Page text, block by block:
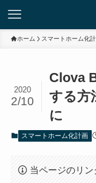
ホーム スマートホーム化
Clova
する方
に
2020
2/10
スマートホーム化計画
当ページのリン